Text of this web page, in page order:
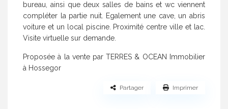
bureau, ainsi que deux salles de bains et wc viennent
compléter la partie nuit. Egalement une cave, un abris
voiture et un local piscine. Proximité centre ville et lac.
Visite virtuelle sur demande.
Proposée à la vente par TERRES & OCEAN Immobilier
à Hossegor
Partager Imprimer